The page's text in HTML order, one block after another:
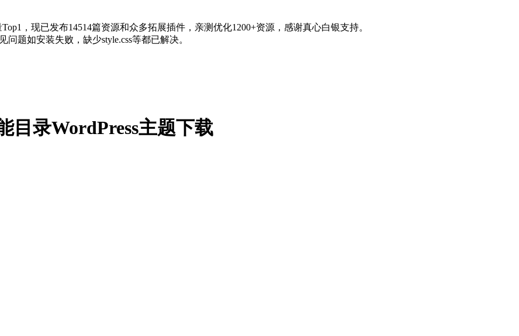
，现已发布14514篇资源和众多拓展插件，亲测优化1200+资源，感谢真心白银支持。
题如安装失败，缺少style.css等都已解决。
目录WordPress主题下载